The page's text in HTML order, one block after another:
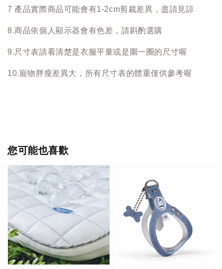
7 產品實際商品可能會有1-2cm剪裁差異，盡請見諒
8.商品依個人顯示器會有色差，請斟酌選購
9.尺寸表請看清楚是衣服平量或是圍一圈的尺寸喔
10.寵物胖瘦差異大，所有尺寸表的體重僅供參考喔
您可能也喜歡